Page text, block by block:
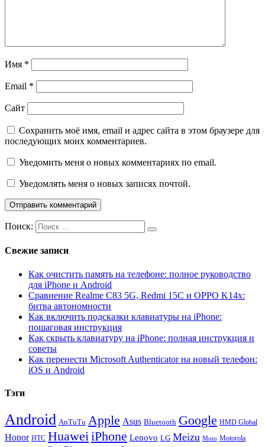
Имя *
Email *
Сайт
Сохранить моё имя, email и адрес сайта в этом браузере для
последующих моих комментариев.
Уведомить меня о новых комментариях по email.
Уведомлять меня о новых записях почтой.
Поиск:
Свежие записи
Как очистить память на телефоне: полное руководство
для iPhone и Android
Сравнение Realme C83 5G, Redmi 15C и OPPO K14x:
битва автономности
Как включить подсказки клавиатуры на iPhone:
пошаговая инструкция
Как скрыть клавиатуру на iPhone: полная инструкция и
советы
Как перенести Microsoft Authenticator на новый телефон:
iOS и Android
Тэги
Android AnTuTu Apple Asus Bluetooth Google HMD Global
Honor HTC HuaweiiPhone Lenovo LG Meizu Moto Motorola